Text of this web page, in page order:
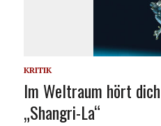
KRITIK
Im Weltraum hört
„Shangri-La“